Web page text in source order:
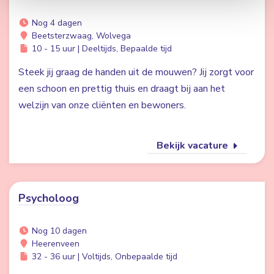
Nog 4 dagen
Beetsterzwaag, Wolvega
10 - 15 uur | Deeltijds, Bepaalde tijd
Steek jij graag de handen uit de mouwen? Jij zorgt voor
een schoon en prettig thuis en draagt bij aan het
welzijn van onze cliënten en bewoners.
Bekijk vacature
Psycholoog
Nog 10 dagen
Heerenveen
32 - 36 uur | Voltijds, Onbepaalde tijd